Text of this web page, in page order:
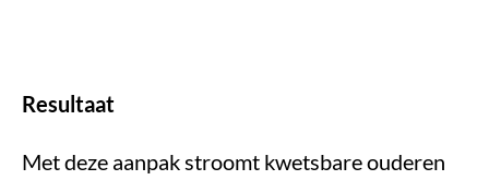
Resultaat
Met deze aanpak stroomt kwetsbare ouderen